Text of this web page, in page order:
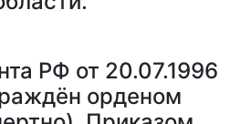
РФ от 20.07.1996
орденом